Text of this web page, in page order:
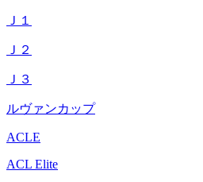
Ｊ１
Ｊ２
Ｊ３
ルヴァンカップ
ACLE
ACL Elite